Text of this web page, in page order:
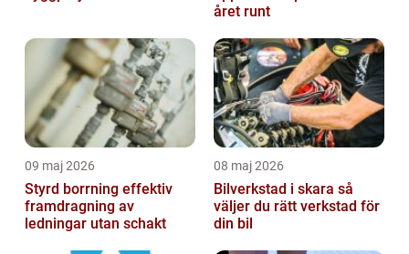
året runt
09 maj 2026
Styrd borrning effektiv
framdragning av
ledningar utan schakt
08 maj 2026
Bilverkstad i skara så
väljer du rätt verkstad för
din bil